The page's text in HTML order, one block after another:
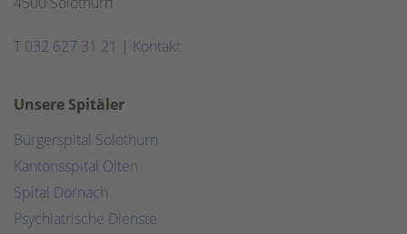
T 032 627 31 21 | Kontakt
Unsere Spitäler
Bürgerspital Solothurn
Kantonsspital Olten
Spital Dornach
Psychiatrische Dienste